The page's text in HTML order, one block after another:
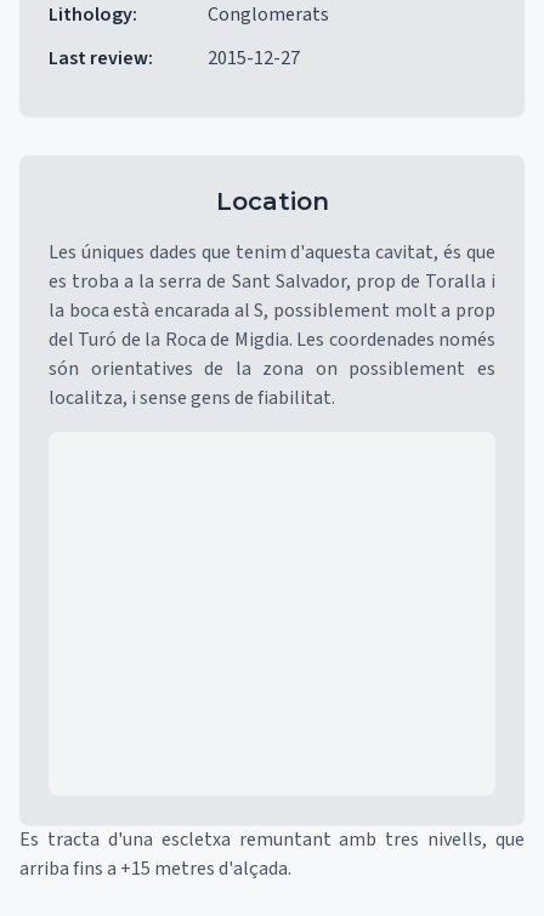
Lithology:
Conglomerats
Last review: 2015-12-27
Location
Les úniques dades que tenim d'aquesta cavitat, és que
es troba a la serra de Sant Salvador, prop de Toralla i
la boca està encarada al S, possiblement molt a prop
del Turó de la Roca de Migdia. Les coordenades només
són orientatives de la zona on possiblement es
localitza, i sense gens de fiabilitat.
Es tracta d'una escletxa remuntant amb tres nivells, que
arriba fins a +15 metres d'alçada.